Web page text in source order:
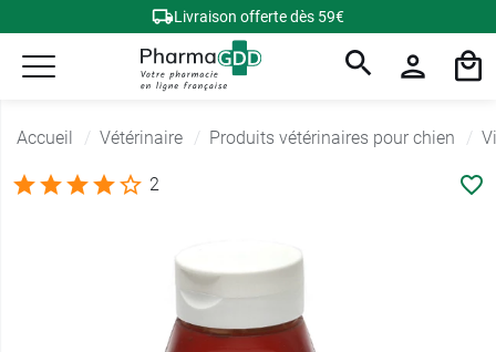
Livraison offerte dès 59€
Accueil Vétérinaire Produits vétérinaires pour chien
2